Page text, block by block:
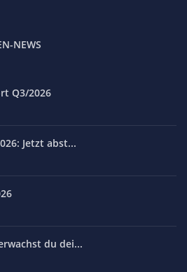
NEWS
Q3/2026
Jetzt abst...
du dei...